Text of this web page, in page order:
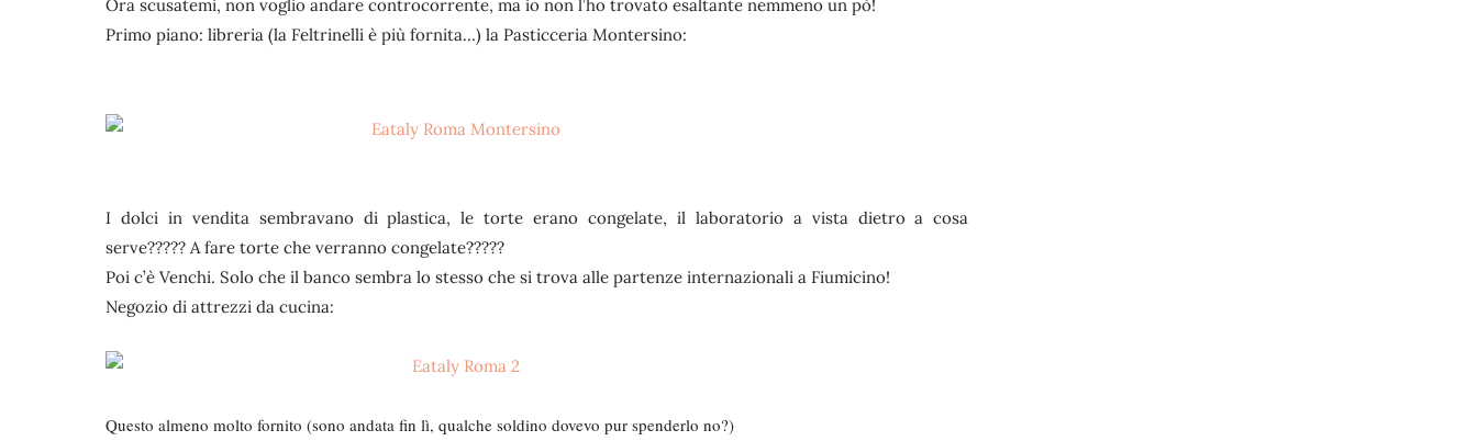
Ora scusatemi, non voglio andare controcorrente, ma io non l’ho trovato esaltante nemmeno un pò!
Primo piano: libreria (la Feltrinelli è più fornita…) la Pasticceria Montersino:
I dolci in vendita sembravano di plastica, le torte erano congelate, il laboratorio a vista dietro a cosa
serve????? A fare torte che verranno congelate?????
Poi c’è Venchi. Solo che il banco sembra lo stesso che si trova alle partenze internazionali a Fiumicino!
Negozio di attrezzi da cucina:
Questo almeno molto fornito (sono andata fin lì, qualche soldino dovevo pur spenderlo no?)